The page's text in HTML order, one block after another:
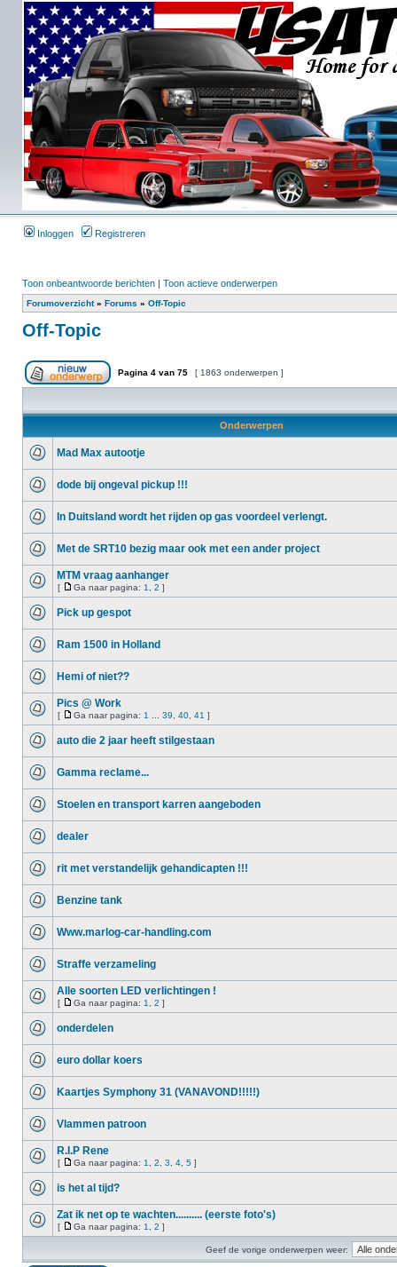
Inloggen Registreren
Toon onbeantwoorde berichten | Toon actieve onderwerpen
Forumoverzicht» Forums » Off-Topic
Off-Topic
Pagina 4 van 75 [ 1863 onderwerpen ]
Onderwerpen
Mad Max autootje
dode bij ongeval pickup !!!
In Duitsland wordt het rijden op gas voordeel verlengt.
Met de SRT10 bezig maar ook met een ander project
MTM vraag aanhanger
[ Ga naar pagina: 1 2 ]
Pick up gespot
Ram 1500 in Holland
Hemi of niet??
Pics @ Work
[ Ga naar pagina: 1 39 40 41 ]
auto die 2 jaar heeft stilgestaan
Gamma reclame...
Stoelen en transport karren aangeboden
dealer
rit met verstandelijk gehandicapten !!!
Benzine tank
Www.marlog-car-handling.com
Straffe verzameling
Alle soorten LED verlichtingen !
[ Ga naar pagina: 1 2 ]
onderdelen
euro dollar koers
Kaartjes Symphony 31 (VANAVOND!!!!!)
Vlammen patroon
R.I.P Rene
[ Ga naar pagina: 1 2 3 4 5 ]
is het al tijd?
Zat ik net op te wachten.......... (eerste foto's)
[ Ga naar pagina: 1 2 ]
Geef de vorige onderwerpen weer: